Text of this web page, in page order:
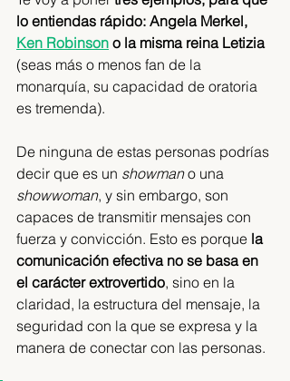
lo entiendas rápido: Angela Merkel,
Ken Robinson o la misma reina Letizia
(seas más o menos fan de la
monarquía, su capacidad de oratoria
es tremenda).
De ninguna de estas personas podrías
decir que es un showman o una
showwoman, y sin embargo, son
capaces de transmitir mensajes con
fuerza y convicción. Esto es porque la
comunicación efectiva no se basa en
el carácter extrovertido, sino en la
claridad, la estructura del mensaje, la
seguridad con la que se expresa y la
manera de conectar con las personas.